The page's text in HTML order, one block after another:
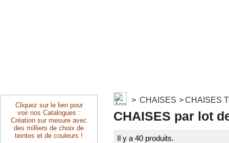
Cliquez sur le lien pour
voir nos Catalogues :
Création sur mesure avec
des milliers de choix de
teintes et de couleurs !
> CHAISES >CHAISES
CHAISES par lot
Il y a 40 produits.